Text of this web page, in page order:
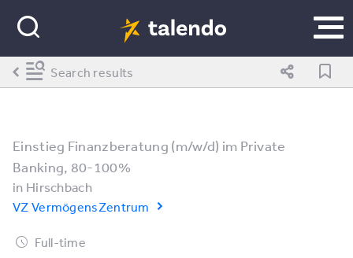
Einstieg Finanzberatung (m/w/d) im Private
Banking, 80-100%
in Hirschbach
VZ VermögensZentrum
Full-time
Search results